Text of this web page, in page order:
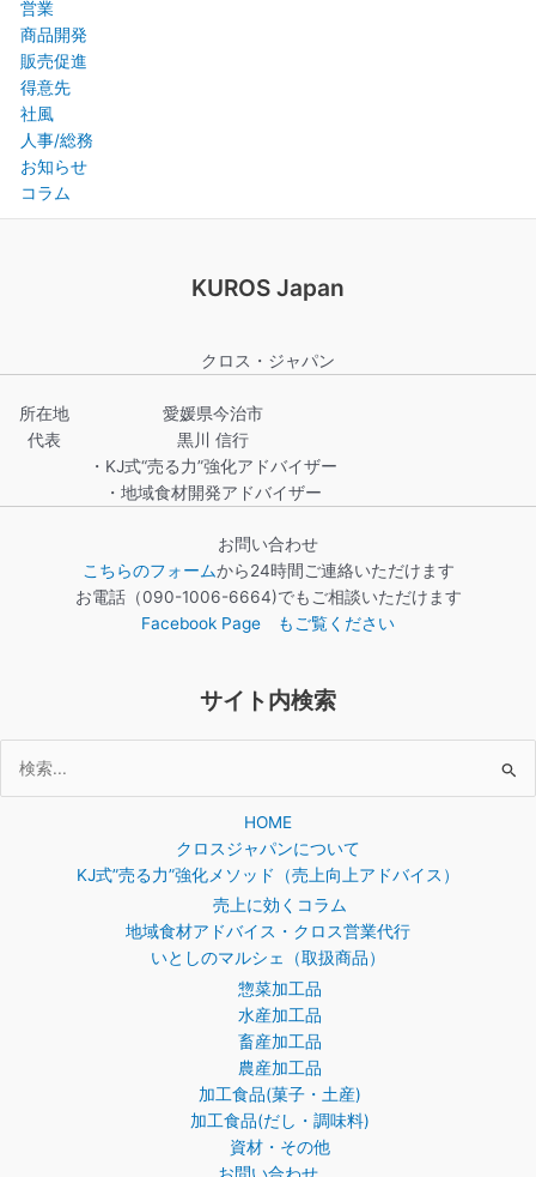
営業
商品開発
販売促進
得意先
社風
人事/総務
お知らせ
コラム
KUROS Japan
クロス・ジャパン
所在地
代表
愛媛県今治市
黒川 信行
・KJ式“売る力”強化アドバイザー
・地域食材開発アドバイザー
お問い合わせ
こちらのフォームから24時間ご連絡いただけます
お電話（090-1006-6664)でもご相談いただけます
Facebook Page もご覧ください
サイト内検索
索
HOME
クロスジャパンについて
KJ式”売る力”強化メソッド（売上向上アドバイス）
売上に効くコラム
地域食材アドバイス・クロス営業代行
いとしのマルシェ（取扱商品）
惣菜加工品
水産加工品
畜産加工品
農産加工品
加工食品(菓子・土産)
加工食品(だし・調味料)
資材・その他
お問い合わせ